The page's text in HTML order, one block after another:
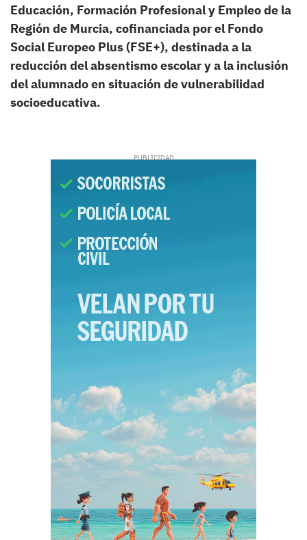
Educación, Formación Profesional y Empleo de la
Región de Murcia, cofinanciada por el Fondo
Social Europeo Plus (FSE+), destinada a la
reducción del absentismo escolar y a la inclusión
del alumnado en situación de vulnerabilidad
socioeducativa.